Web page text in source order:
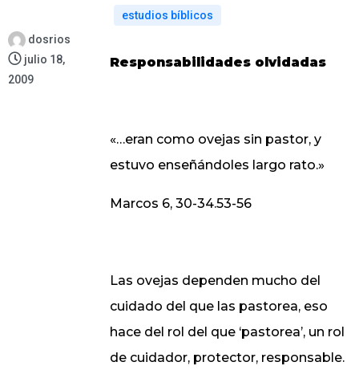
dosrios
julio 18,
2009
estudios bíblicos
Responsabilidades olvidadas
«…eran como ovejas sin pastor, y
estuvo enseñándoles largo rato.»
Marcos 6, 30-34.53-56
Las ovejas dependen mucho del
cuidado del que las pastorea, eso
hace del rol del que ‘pastorea’, un rol
de cuidador, protector, responsable.